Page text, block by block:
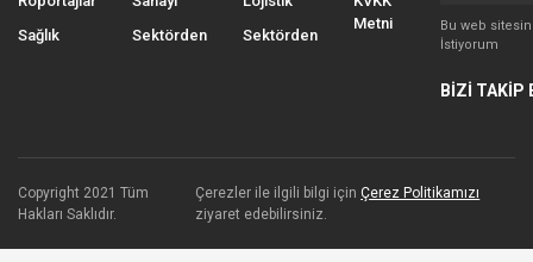
Sağlık
Sektörden
Sektörden
Metni
Bu web
İstiyorum
BİZİ TAKİP
Copyright 2021 Tüm
Hakları Saklıdır.
Çerezler ile ilgili bilgi içinÇerez Politikamızı
ziyaret edebilirsiniz.